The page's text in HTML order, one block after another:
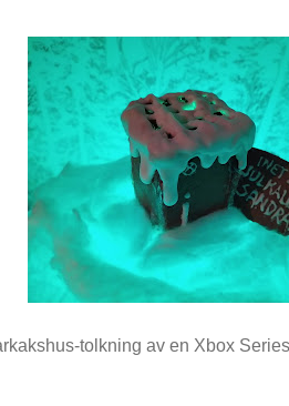
tolkning av en Xbox